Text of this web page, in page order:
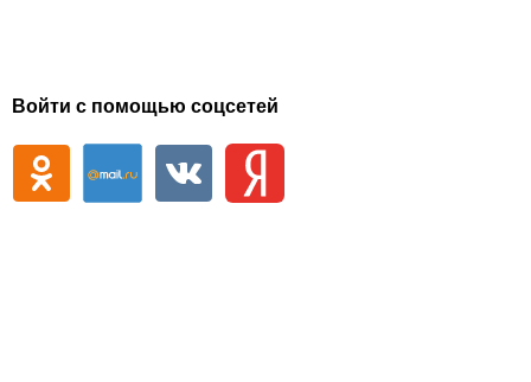
Войти с помощью соцсетей